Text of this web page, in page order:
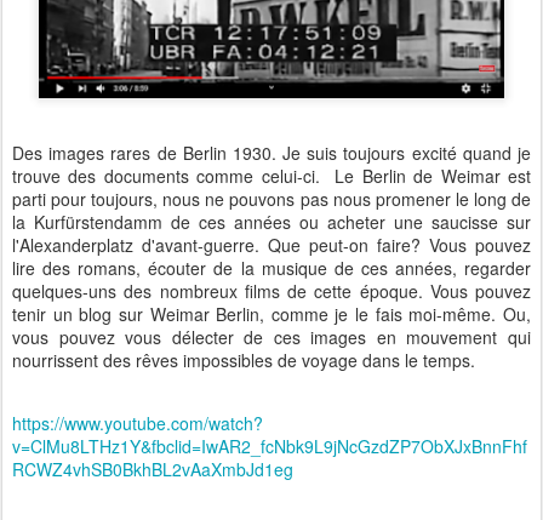
Des images rares de Berlin 1930. Je suis toujours excité quand je
trouve des documents comme celui-ci. Le Berlin de Weimar est
parti pour toujours, nous ne pouvons pas nous promener le long de
la Kurfürstendamm de ces années ou acheter une saucisse sur
l'Alexanderplatz d'avant-guerre. Que peut-on faire? Vous pouvez
lire des romans, écouter de la musique de ces années, regarder
quelques-uns des nombreux films de cette époque. Vous pouvez
tenir un blog sur Weimar Berlin, comme je le fais moi-même. Ou,
vous pouvez vous délecter de ces images en mouvement qui
nourrissent des rêves impossibles de voyage dans le temps.
https://www.youtube.com/watch?
v=ClMu8LTHz1Y&fbclid=IwAR2_fcNbk9L9jNcGzdZP7ObXJxBnnFhf
RCWZ4vhSB0BkhBL2vAaXmbJd1eg